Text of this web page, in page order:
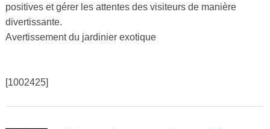
positives et gérer les attentes des visiteurs de manière
divertissante.
Avertissement du jardinier exotique
[1002425]